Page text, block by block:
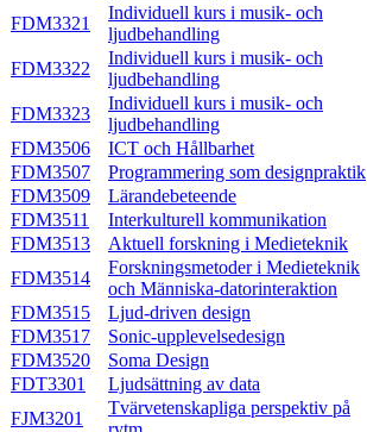
FDM3321
Individuell kurs i musik- och
ljudbehandling
FDM3322
Individuell kurs i musik- och
ljudbehandling
FDM3323
Individuell kurs i musik- och
ljudbehandling
FDM3506
ICT och Hållbarhet
FDM3507
Programmering som designpraktik
FDM3509
Lärandebeteende
FDM3511
Interkulturell kommunikation
FDM3513
Aktuell forskning i Medieteknik
FDM3514
Forskningsmetoder i Medieteknik
och Människa-datorinteraktion
FDM3515
Ljud-driven design
FDM3517
Sonic-upplevelsedesign
FDM3520
Soma Design
FDT3301
Ljudsättning av data
FJM3201
Tvärvetenskapliga perspektiv på